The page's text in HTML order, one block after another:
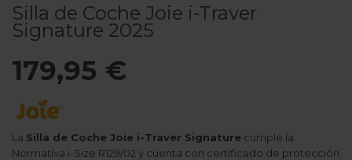
Silla de Coche Joie i-Traver
Signature 2025
179,95 €
La Silla de Coche Joie i-Traver Signature cumple la
Normativa i-Size R129/02 y cuenta con certificado de protección